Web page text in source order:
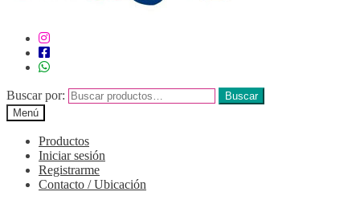
Buscar por:
Buscar
Menú
Productos
Iniciar sesión
Registrarme
Contacto / Ubicación